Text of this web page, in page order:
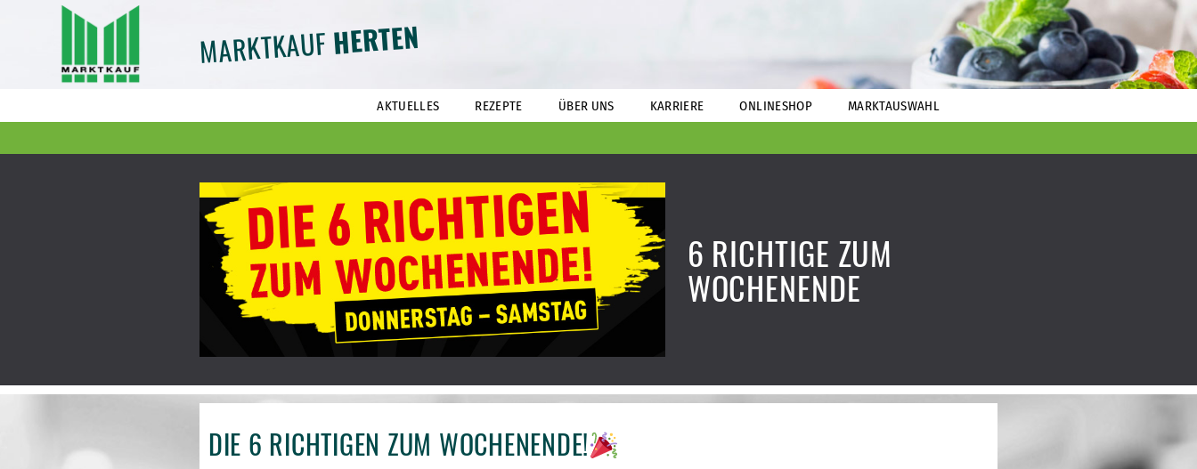
MARKTKAUFHERTEN
AKTUELLES REZEPTE ÜBER UNS KARRIERE ONLINESHOP MARKTAUSWAHL
6 RICHTIGE ZUM
WOCHENENDE
DIE 6 RICHTIGEN ZUM WOCHENENDE!